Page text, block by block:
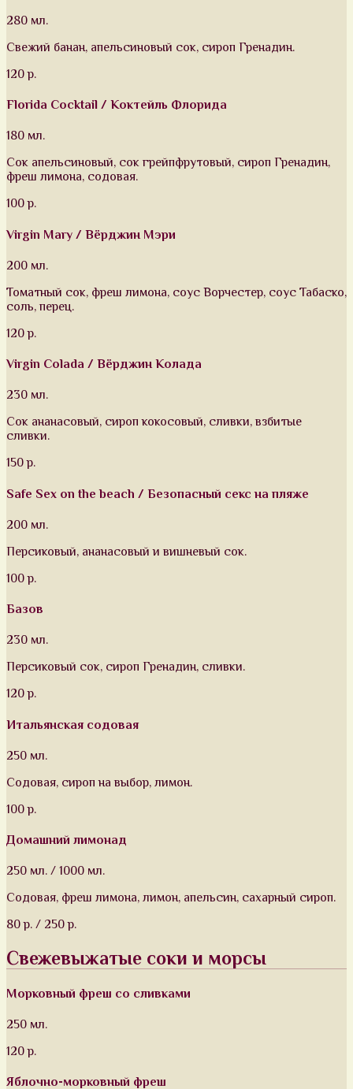
280 мл.
Свежий банан, апельсиновый сок, сироп Гренадин.
120 р.
Florida Cocktail / Коктейль Флорида
180 мл.
Сок апельсиновый, сок грейпфрутовый, сироп Гренадин,
фреш лимона, содовая.
100 р.
Virgin Mary / Вёрджин Мэри
200 мл.
Томатный сок, фреш лимона, соус Ворчестер, соус Табаско,
соль, перец.
120 р.
Virgin Colada / Вёрджин Колада
230 мл.
Сок ананасовый, сироп кокосовый, сливки, взбитые
сливки.
150 р.
Safe Sex on the beach / Безопасный секс на пляже
200 мл.
Персиковый, ананасовый и вишневый сок.
100 р.
Базов
230 мл.
Персиковый сок, сироп Гренадин, сливки.
120 р.
Итальянская содовая
250 мл.
Содовая, сироп на выбор, лимон.
100 р.
Домашний лимонад
250 мл. / 1000 мл.
Содовая, фреш лимона, лимон, апельсин, сахарный сироп.
80 р. / 250 р.
Свежевыжатые соки и морсы
Морковный фреш со сливками
250 мл.
120 р.
Яблочно-морковный фреш